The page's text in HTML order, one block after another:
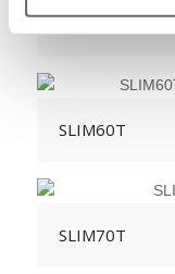
SLIM50T
SLIM60T
SLIM70T